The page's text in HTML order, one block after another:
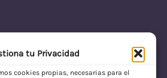
tu Privacidad
cookies propias, necesarias para el